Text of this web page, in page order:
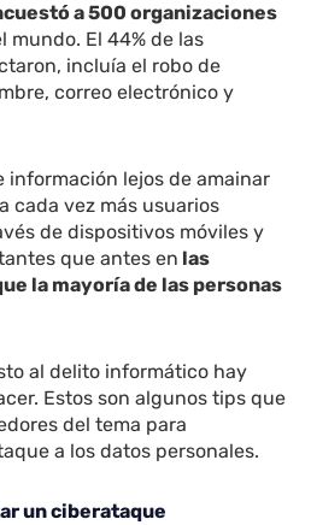
a 500 organizaciones
mundo. El 44% de las
incluía el robo de
correo electrónico y
información lejos de amainar
cada vez más usuarios
de dispositivos móviles y
que antes en las
la mayoría de las personas
al delito informático hay
Estos son algunos tips que
del tema para
a los datos personales.
un ciberataque